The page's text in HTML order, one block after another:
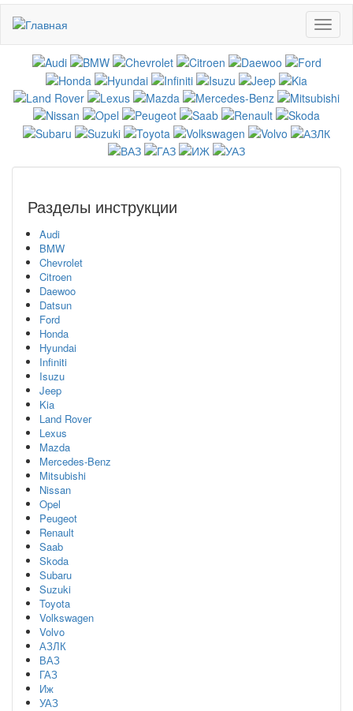
основному
содержанию
Разделы инструкции
Audi
BMW
Chevrolet
Citroen
Daewoo
Datsun
Ford
Honda
Hyundai
Infiniti
Isuzu
Jeep
Kia
Land Rover
Lexus
Mazda
Mercedes-Benz
Mitsubishi
Nissan
Opel
Peugeot
Renault
Saab
Skoda
Subaru
Suzuki
Toyota
Volkswagen
Volvo
АЗЛК
ВАЗ
ГАЗ
Иж
УАЗ